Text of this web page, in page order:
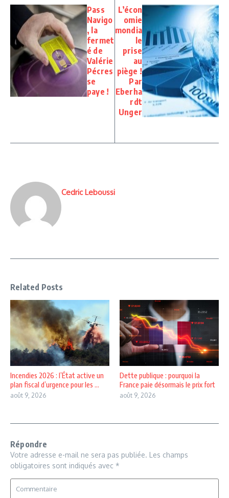
Pass
Navigo
, la
fermet
é de
Valérie
Pécres
se
paye !
L’écon
omie
mondia
le
prise
au
piège !
Par
Eberha
rdt
Unger
Cedric Leboussi
Related Posts
Incendies 2026 : l’État active un
plan fiscal d’urgence pour les ...
août 9, 2026
Dette publique : pourquoi la
France paie désormais le prix fort
août 9, 2026
Répondre
Votre adresse e-mail ne sera pas publiée. Les champs
obligatoires sont indiqués avec *